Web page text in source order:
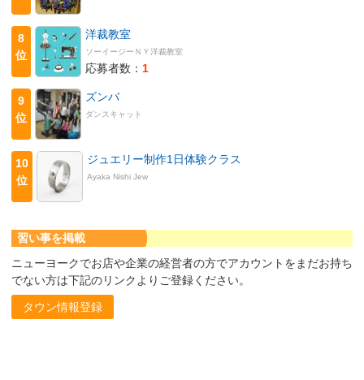
8
位
洋裁教室
ソーイージーＮＹ洋裁教室
応募者数： 1
9
位
ズンバ
ダンスキャット
10
位
ジュエリー制作1日体験クラス
Ayaka Nishi Jew
習い事を掲載
ニューヨークでお店や企業の経営者の方でアカウントをまだお持ち
でない方は下記のリンクよりご登録ください。
タウン情報登録